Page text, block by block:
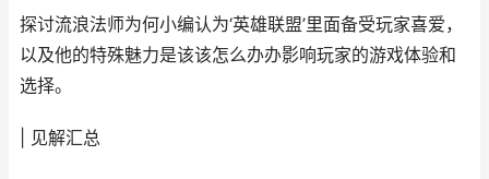
探讨流浪法师为何小编认为‘英雄联盟’里面备受玩家喜爱，
以及他的特殊魅力是该该怎么办办影响玩家的游戏体验和
选择。
| 见解汇总